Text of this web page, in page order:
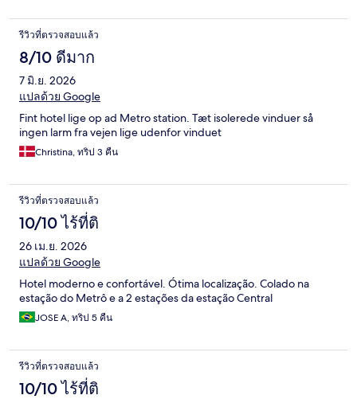
รีวิวที่ตรวจสอบแล้ว
8/10 ดีมาก
7 มิ.ย. 2026
แปลด้วย Google
Fint hotel lige op ad Metro station. Tæt isolerede vinduer så
ingen larm fra vejen lige udenfor vinduet
Christina, ทริป 3 คืน
รีวิวที่ตรวจสอบแล้ว
10/10 ไร้ที่ติ
26 เม.ย. 2026
แปลด้วย Google
Hotel moderno e confortável. Ótima localização. Colado na
estação do Metrô e a 2 estações da estação Central
JOSE A, ทริป 5 คืน
รีวิวที่ตรวจสอบแล้ว
10/10 ไร้ที่ติ